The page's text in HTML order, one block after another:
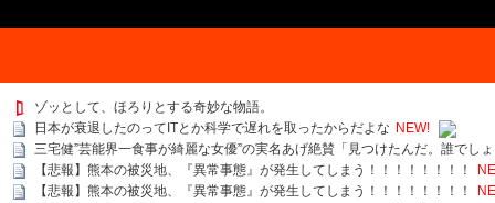
ゾッとして、ほろりとする奇妙な物語。
日本が衰退したのってITとか科学で遅れを取ったからだよな NEW!
三宅健”芸能界一食事が綺麗な女優”の実名あげ絶賛「見つけたんだ。誰でし
【悲報】熊本の被災地、『異常事態』が発生してしまう！！！！！！！！
【悲報】熊本の被災地、『異常事態』が発生してしまう！！！！！！！！